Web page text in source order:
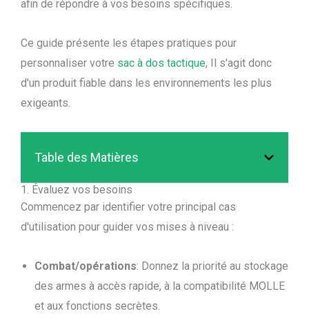
afin de répondre à vos besoins spécifiques.
Ce guide présente les étapes pratiques pour
personnaliser votre sac à dos tactique, Il s'agit donc
d'un produit fiable dans les environnements les plus
exigeants.
Table des Matières
1. Évaluez vos besoins
Commencez par identifier votre principal cas
d'utilisation pour guider vos mises à niveau :
Combat/opérations: Donnez la priorité au stockage
des armes à accès rapide, à la compatibilité MOLLE
et aux fonctions secrètes.